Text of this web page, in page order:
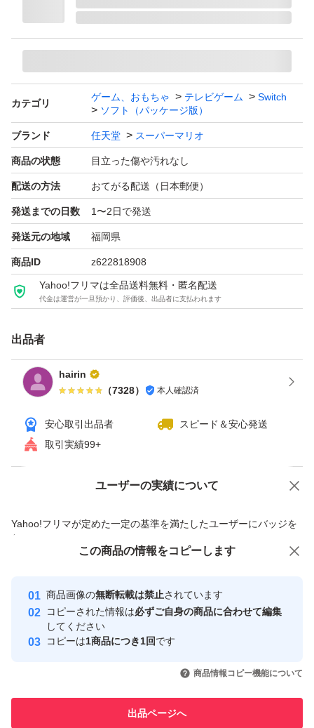
【Switch2】 マリオカート ワールド
ブランド：任天堂 スーパーマリオ
ゲームジャンル：レース
ソフトウェア対象年齢：全年齢対象
パッケージ種類：通常版
オンライン：オンライン対応
プレイモード：TVモード対応 テーブルモード対応 携帯モ
ード対応
携帯モードプレイ人数：1.0 人
カテゴリ
ゲーム、おもちゃ テレビゲーム
Switch
ソフト（パッケージ版）
ブランド 任天堂 スーパーマリオ
商品の状態 目立った傷や汚れなし
配送の方法 おてがる配送（日本郵便）
発送までの日数 1〜2日で発送
発送元の地域 福岡県
商品ID z622818908
Yahoo!フリマは全品送料無料・匿名配送
代金は運営が一旦預かり、評価後、出品者に支払われます
出品者
hairin
（7328） 本人確認済
安心取引出品者
スピード＆安心発送
取引実績99+
ユーザーの実績について
Yahoo!フリマが定めた一定の基準を満たしたユーザーにバッジを
付与しています
安心取引出品者
心・安全なユーザーです
取引実績
引を完了させた実績があります
での取引実績があります
価格の相談 商品への質問
この商品の情報をコピーします
商品画像の無断転載は禁止されています
コピーされた情報は必ずご自身の商品に合わせて編集
してください
コピーは1商品につき1回です
商品情報コピー機能について
出品ページへ
この商品をみている人にオススメ